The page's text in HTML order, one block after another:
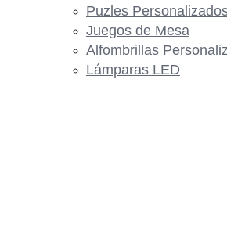
Puzles
Juegos de Mesa
Alfombrillas
Lámparas LED